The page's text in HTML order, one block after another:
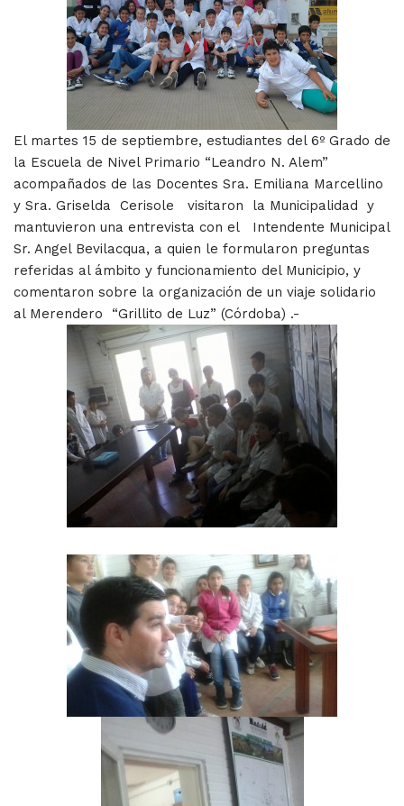
El martes 15 de septiembre, estudiantes del 6º Grado de
la Escuela de Nivel Primario “Leandro N. Alem”
acompañados de las Docentes Sra. Emiliana Marcellino
y Sra. Griselda Cerisole visitaron la Municipalidad y
mantuvieron una entrevista con el Intendente Municipal
Sr. Angel Bevilacqua, a quien le formularon preguntas
referidas al ámbito y funcionamiento del Municipio, y
comentaron sobre la organización de un viaje solidario
al Merendero “Grillito de Luz” (Córdoba) .-